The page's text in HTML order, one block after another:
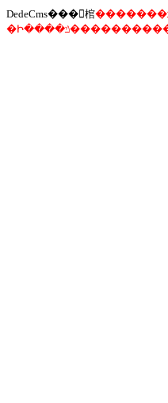
DedeCms���󾯸棺�������ݿ�ʧ�ܣ��������ݿ����벻